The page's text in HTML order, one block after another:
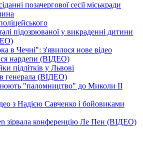
позачергової сесії міськради
підозрюваної у викраденні дитини
в Чечні": з'явилося нове відео
нардепи (ВІДЕО)
підлітків у Львові
генерала (ВІДЕО)
"паломництво" до Миколи ІІ
з Надією Савченко і бойовиками
зірвала конференцію Ле Пен (ВІДЕО)